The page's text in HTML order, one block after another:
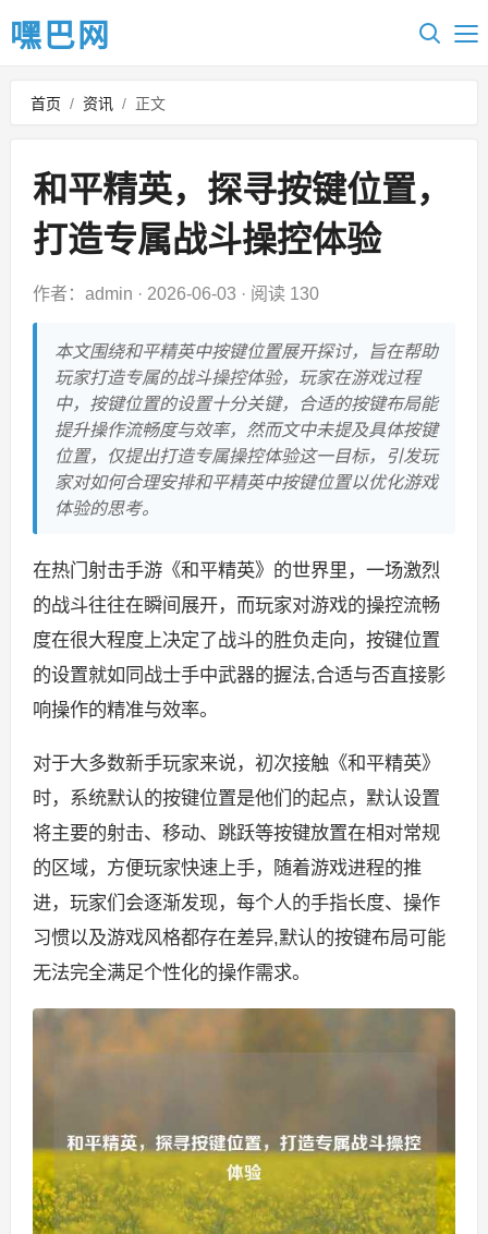
嘿巴网
首页 / 资讯 / 正文
和平精英，探寻按键位置，
打造专属战斗操控体验
作者：admin · 2026-06-03 · 阅读 130
本文围绕和平精英中按键位置展开探讨，旨在帮助
玩家打造专属的战斗操控体验，玩家在游戏过程
中，按键位置的设置十分关键，合适的按键布局能
提升操作流畅度与效率，然而文中未提及具体按键
位置，仅提出打造专属操控体验这一目标，引发玩
家对如何合理安排和平精英中按键位置以优化游戏
体验的思考。
在热门射击手游《和平精英》的世界里，一场激烈
的战斗往往在瞬间展开，而玩家对游戏的操控流畅
度在很大程度上决定了战斗的胜负走向，按键位置
的设置就如同战士手中武器的握法,合适与否直接影
响操作的精准与效率。
对于大多数新手玩家来说，初次接触《和平精英》
时，系统默认的按键位置是他们的起点，默认设置
将主要的射击、移动、跳跃等按键放置在相对常规
的区域，方便玩家快速上手，随着游戏进程的推
进，玩家们会逐渐发现，每个人的手指长度、操作
习惯以及游戏风格都存在差异,默认的按键布局可能
无法完全满足个性化的操作需求。